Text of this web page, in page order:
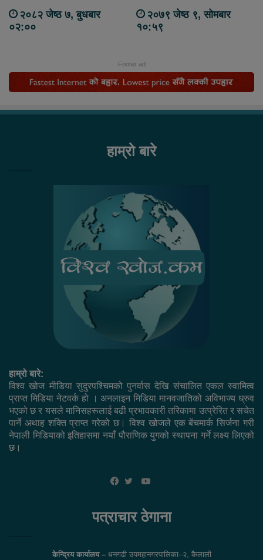
२०८२ जेष्ठ ७, बुधबार
०२:००
२०७९ जेष्ठ ९, सोमबार
१०:५९
Footer ad
हाम्रो बारे
हाम्रो बारे:
विश्व खोज मीडिया सुदुरपश्चिमको पुनर्वास देखि संचालित एकल स्वामित्व
प्राप्त मिडिया नेटवर्क हो । अनलाइन मिडिया मानवजातिको अविभाज्य ध्रुव
भएको छ र यसले मानिसहरूलाई बढी प्रभावकारी तरिकामा उत्प्रेरित र सचेत
पार्ने अथाह शक्ति प्राप्त गरेको छ। विश्व खोजले एक बेंचमार्क सिर्जना गरी
नेपाली मिडियाको इतिहासमा नयाँ पौराणिक युगको स्थापना गर्ने लक्ष्य लिएको
छ।
YouTube
पत्राचार ठेगाना
केन्द्रिय कार्यालय –धनगढी उपमहानगरपालिका–२, कैलाली